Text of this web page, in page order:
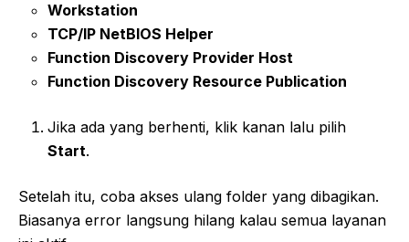
Workstation
TCP/IP NetBIOS Helper
Function Discovery Provider Host
Function Discovery Resource Publication
Jika ada yang berhenti, klik kanan lalu pilih
Start.
Setelah itu, coba akses ulang folder yang dibagikan.
Biasanya error langsung hilang kalau semua layanan